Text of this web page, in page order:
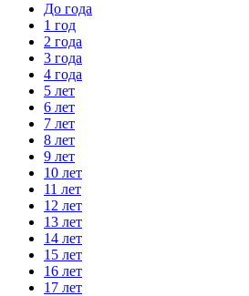
До года
1 год
2 года
3 года
4 года
5 лет
6 лет
7 лет
8 лет
9 лет
10 лет
11 лет
12 лет
13 лет
14 лет
15 лет
16 лет
17 лет